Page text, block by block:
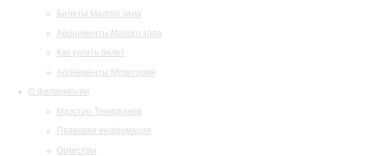
Билеты Малого зала
Абонементы Малого зала
Как купить билет
Абонементы Музитория
О филармонии
Маэстро Темирканов
Правовая информация
Оркестры